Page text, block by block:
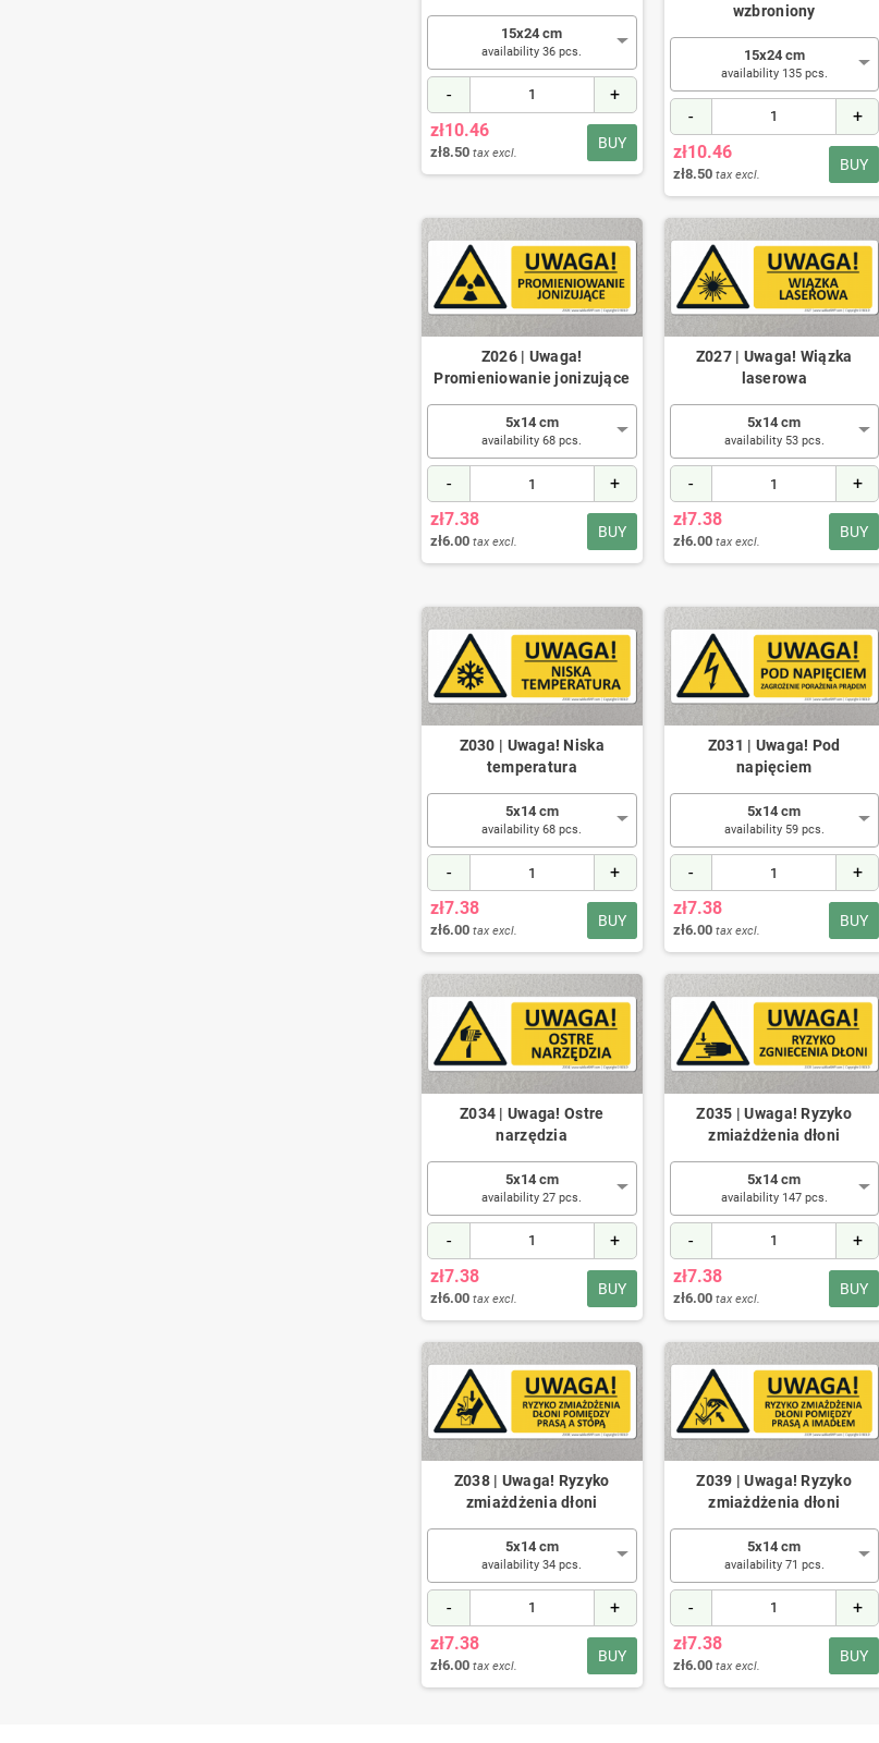
15x24 cm
availability 36 pcs.
- +
BUY
zł10.46
zł8.50 tax excl.
wzbroniony
15x24 cm
availability 135 pcs.
- +
BUY
zł10.46
zł8.50 tax excl.
Z026 | Uwaga!
Promieniowanie jonizujące
5x14 cm
availability 68 pcs.
- +
BUY
zł7.38
zł6.00 tax excl.
Z027 | Uwaga! Wiązka
laserowa
5x14 cm
availability 53 pcs.
- +
BUY
zł7.38
zł6.00 tax excl.
Z030 | Uwaga! Niska
temperatura
5x14 cm
availability 68 pcs.
- +
BUY
zł7.38
zł6.00 tax excl.
Z031 | Uwaga! Pod
napięciem
5x14 cm
availability 59 pcs.
- +
BUY
zł7.38
zł6.00 tax excl.
Z034 | Uwaga! Ostre
narzędzia
5x14 cm
availability 27 pcs.
- +
BUY
zł7.38
zł6.00 tax excl.
Z035 | Uwaga! Ryzyko
zmiażdżenia dłoni
5x14 cm
availability 147 pcs.
- +
BUY
zł7.38
zł6.00 tax excl.
Z038 | Uwaga! Ryzyko
zmiażdżenia dłoni
5x14 cm
availability 34 pcs.
- +
BUY
zł7.38
zł6.00 tax excl.
Z039 | Uwaga! Ryzyko
zmiażdżenia dłoni
5x14 cm
availability 71 pcs.
- +
BUY
zł7.38
zł6.00 tax excl.